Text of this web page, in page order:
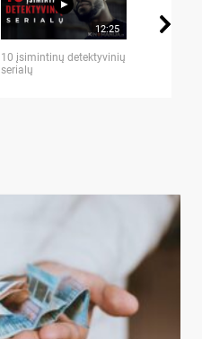
12:25
10 įsimintinų detektyvinių
serialų